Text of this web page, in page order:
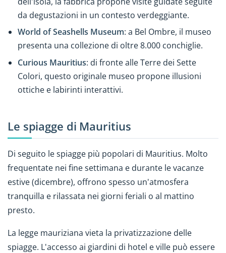
da degustazioni in un contesto verdeggiante.
World of Seashells Museum: a Bel Ombre, il museo
presenta una collezione di oltre 8.000 conchiglie.
Curious Mauritius: di fronte alle Terre dei Sette
Colori, questo originale museo propone illusioni
ottiche e labirinti interattivi.
Le spiagge di Mauritius
Di seguito le spiagge più popolari di Mauritius. Molto
frequentate nei fine settimana e durante le vacanze
estive (dicembre), offrono spesso un'atmosfera
tranquilla e rilassata nei giorni feriali o al mattino
presto.
La legge mauriziana vieta la privatizzazione delle
spiagge. L'accesso ai giardini di hotel e ville può essere